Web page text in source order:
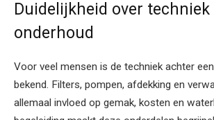
Duidelijkheid over techniek
onderhoud
Voor veel mensen is de techniek achter
bekend. Filters, pompen, afdekking en
allemaal invloed op gemak, kosten en